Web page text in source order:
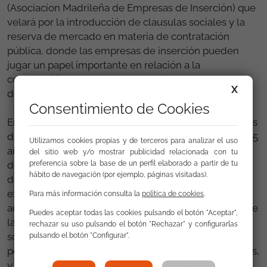
(Asociacion Madrileña de Empresas de Inserción) que
velará por la introducción de clausulas sociales y la
reserva de mercado en materia de contratación
pública, donde las empresas de inserción pueden
jugar un papel importante en relación a la
contratación de personas muy alejadas del mercado
de trabajo.
En la mesa de experiencias por parte de las empresas
de insercion, se presentó UZIPEN,una trayectoria de 5
años, con una plantilla actual de 16 trabajadores,
donde el 72% son gitanos, y el 62% mujeres. Un éxito
del que se benefician las personas en situación de
exclusión a través de su inserción laboral, pero que
además tiene un efecto multiplicador en la mejora de
las condiciones del entorno familiar, y un impacto
social en la eliminacion de prejucios y estereotipos
por parte de las empresas, y particulares contratantes,
X
Consentimiento de Cookies
Utilizamos cookies propias y de terceros para analizar el uso
del sitio web y/o mostrar publicidad relacionada con tu
preferencia sobre la base de un perfil elaborado a partir de tu
hábito de navegación (por ejemplo, páginas visitadas).
Para más información consulta la política de cookies
Puedes aceptar todas las cookies pulsando el botón "Aceptar",
rechazar su uso pulsando el botón "Rechazar" y configurarlas
pulsando el botón "Configurar".